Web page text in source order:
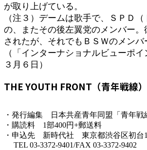
が取り上げている。
（注３）デームは歌手で、ＳＰＤ（
の、またその後左翼党のメンバー。
されたが、それでもＢＳＷのメンバ
（「インターナショナルビューポ
３月６日）
THE YOUTH FRONT（青年戦線）
・発行編集 日本共産青年同盟「青年戦
・購読料 1部400円+郵送料
・申込先 新時代社 東京都渋谷区初台
TEL 03-3372-9401/FAX 03-3372-9402